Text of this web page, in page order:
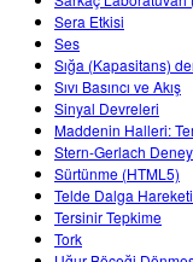
Sera Etkisi
Ses
Sığa (Kapasitans)
Sıvı Basıncı ve Akış
Sinyal Devreleri
Maddenin Halleri:
Stern-Gerlach
Sürtünme (HTML5)
Telde Dalga
Tersinir Tepkime
Tork